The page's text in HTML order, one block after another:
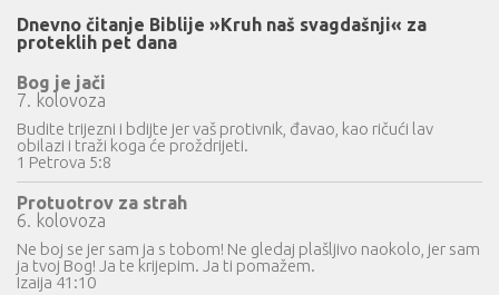
Dnevno čitanje Biblije »Kruh naš svagdašnji« za
proteklih pet dana
Bog je jači
7. kolovoza
Budite trijezni i bdijte jer vaš protivnik, đavao, kao ričući lav
obilazi i traži koga će proždrijeti.
1 Petrova 5:8
Protuotrov za strah
6. kolovoza
Ne boj se jer sam ja s tobom! Ne gledaj plašljivo naokolo, jer sam
ja tvoj Bog! Ja te krijepim. Ja ti pomažem.
Izaija 41:10